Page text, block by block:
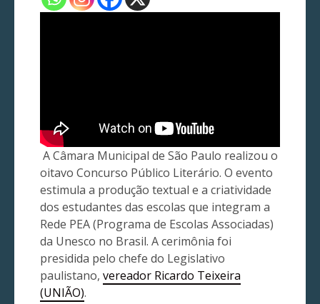
A Câmara Municipal de São Paulo realizou o
oitavo Concurso Público Literário. O evento
estimula a produção textual e a criatividade
dos estudantes das escolas que integram a
Rede PEA (Programa de Escolas Associadas)
da Unesco no Brasil. A cerimônia foi
presidida pelo chefe do Legislativo
paulistano, vereador Ricardo Teixeira
(UNIÃO).